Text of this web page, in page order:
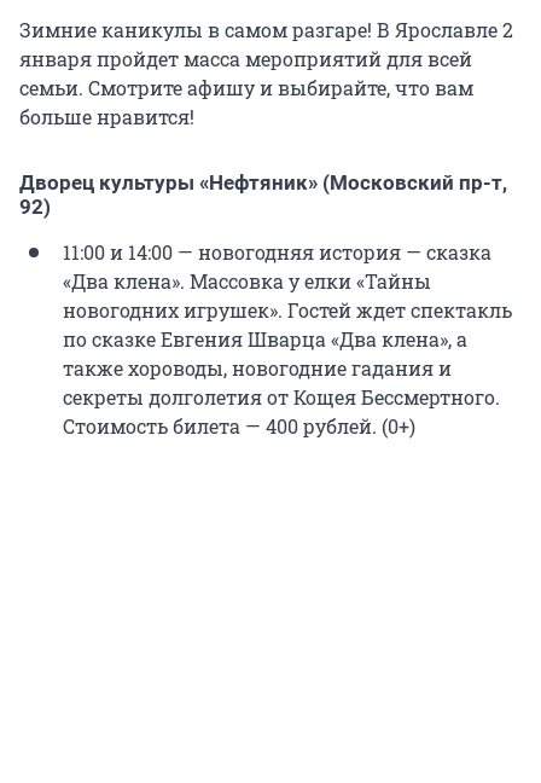
Зимние каникулы в самом разгаре! В Ярославле 2
января пройдет масса мероприятий для всей
семьи. Смотрите афишу и выбирайте, что вам
больше нравится!
Дворец культуры «Нефтяник» (Московский пр-т,
92)
11:00 и 14:00 — новогодняя история — сказка
«Два клена». Массовка у елки «Тайны
новогодних игрушек». Гостей ждет спектакль
по сказке Евгения Шварца «Два клена», а
также хороводы, новогодние гадания и
секреты долголетия от Кощея Бессмертного.
Стоимость билета — 400 рублей. (0+)